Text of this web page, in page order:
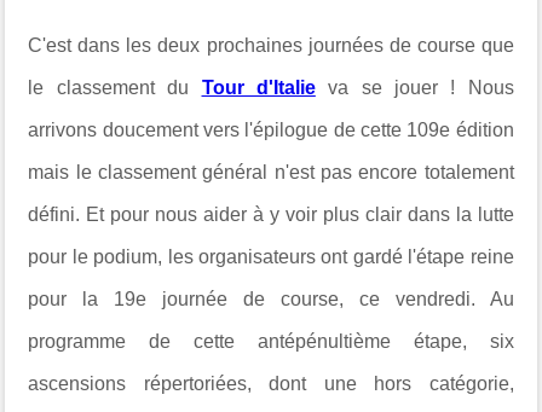
C'est dans les deux prochaines journées de course que
le classement du Tour d'Italie va se jouer ! Nous
arrivons doucement vers l'épilogue de cette 109e édition
mais le classement général n'est pas encore totalement
défini. Et pour nous aider à y voir plus clair dans la lutte
pour le podium, les organisateurs ont gardé l'étape reine
pour la 19e journée de course, ce vendredi. Au
programme de cette antépénultième étape, six
ascensions répertoriées, dont une hors catégorie,